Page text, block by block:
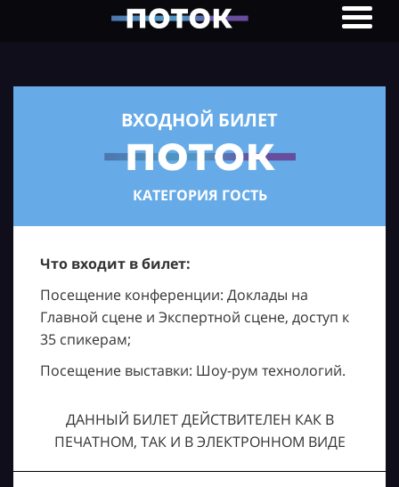
ВХОДНОЙ БИЛЕТ
КАТЕГОРИЯ ГОСТЬ
Что входит в билет:
Посещение конференции: Доклады на
Главной сцене и Экспертной сцене, доступ к
35 спикерам;
Посещение выставки: Шоу-рум технологий.
ДАННЫЙ БИЛЕТ ДЕЙСТВИТЕЛЕН КАК В
ПЕЧАТНОМ, ТАК И В ЭЛЕКТРОННОМ ВИДЕ